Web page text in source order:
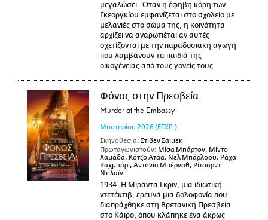
μεγαλώσει. Όταν η έφηβη κόρη των
Γκεοργκίου εμφανίζεται στο σχολείο με
μελανιές στο σώμα της, η κοινότητα
αρχίζει να αναρωτιέται αν αυτές
σχετίζονται με την παραδοσιακή αγωγή
που λαμβάνουν τα παιδιά της
οικογένειας από τους γονείς τους.
Φόνος στην Πρεσβεία
Murder at the Embassy
Μυστηρίου 2026 (ΕΓΧΡ.)
Σκηνοθεσία: Στίβεν Σάιμεκ
Πρωταγωνιστούν: Μίσα Μπάρτον, Μίντο
Χαμάδα, Κότζο Ατάα, Νελ Μπάρλοου, Ράχα
Ραχμπάρι, Αντονία Μπέρναθ, Ρίτσαρντ
Ντίλαϊν
1934. Η Μιράντα Γκριν, μια ιδιωτική
ντετέκτιβ, ερευνά μια δολοφονία που
διαπράχθηκε στη Βρετανική Πρεσβεία
στο Κάιρο, όπου κλάπηκε ένα άκρως